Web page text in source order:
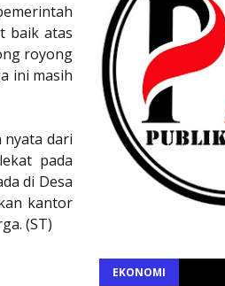
baik atas
royong
ini masih
nyata dari
pada
di Desa
kantor
(ST)
EKONOMI